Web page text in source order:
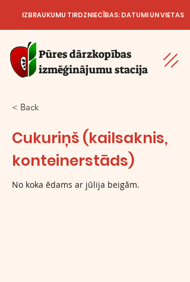
IZBRAUKUMU TIRDZNIECĪBAS: DATUMI UN VIETAS
Pūres dārzkopības
izmēģinājumu stacija
< Back
Cukuriņš (kailsaknis,
konteinerstāds)
No koka ēdams ar jūlija beigām.